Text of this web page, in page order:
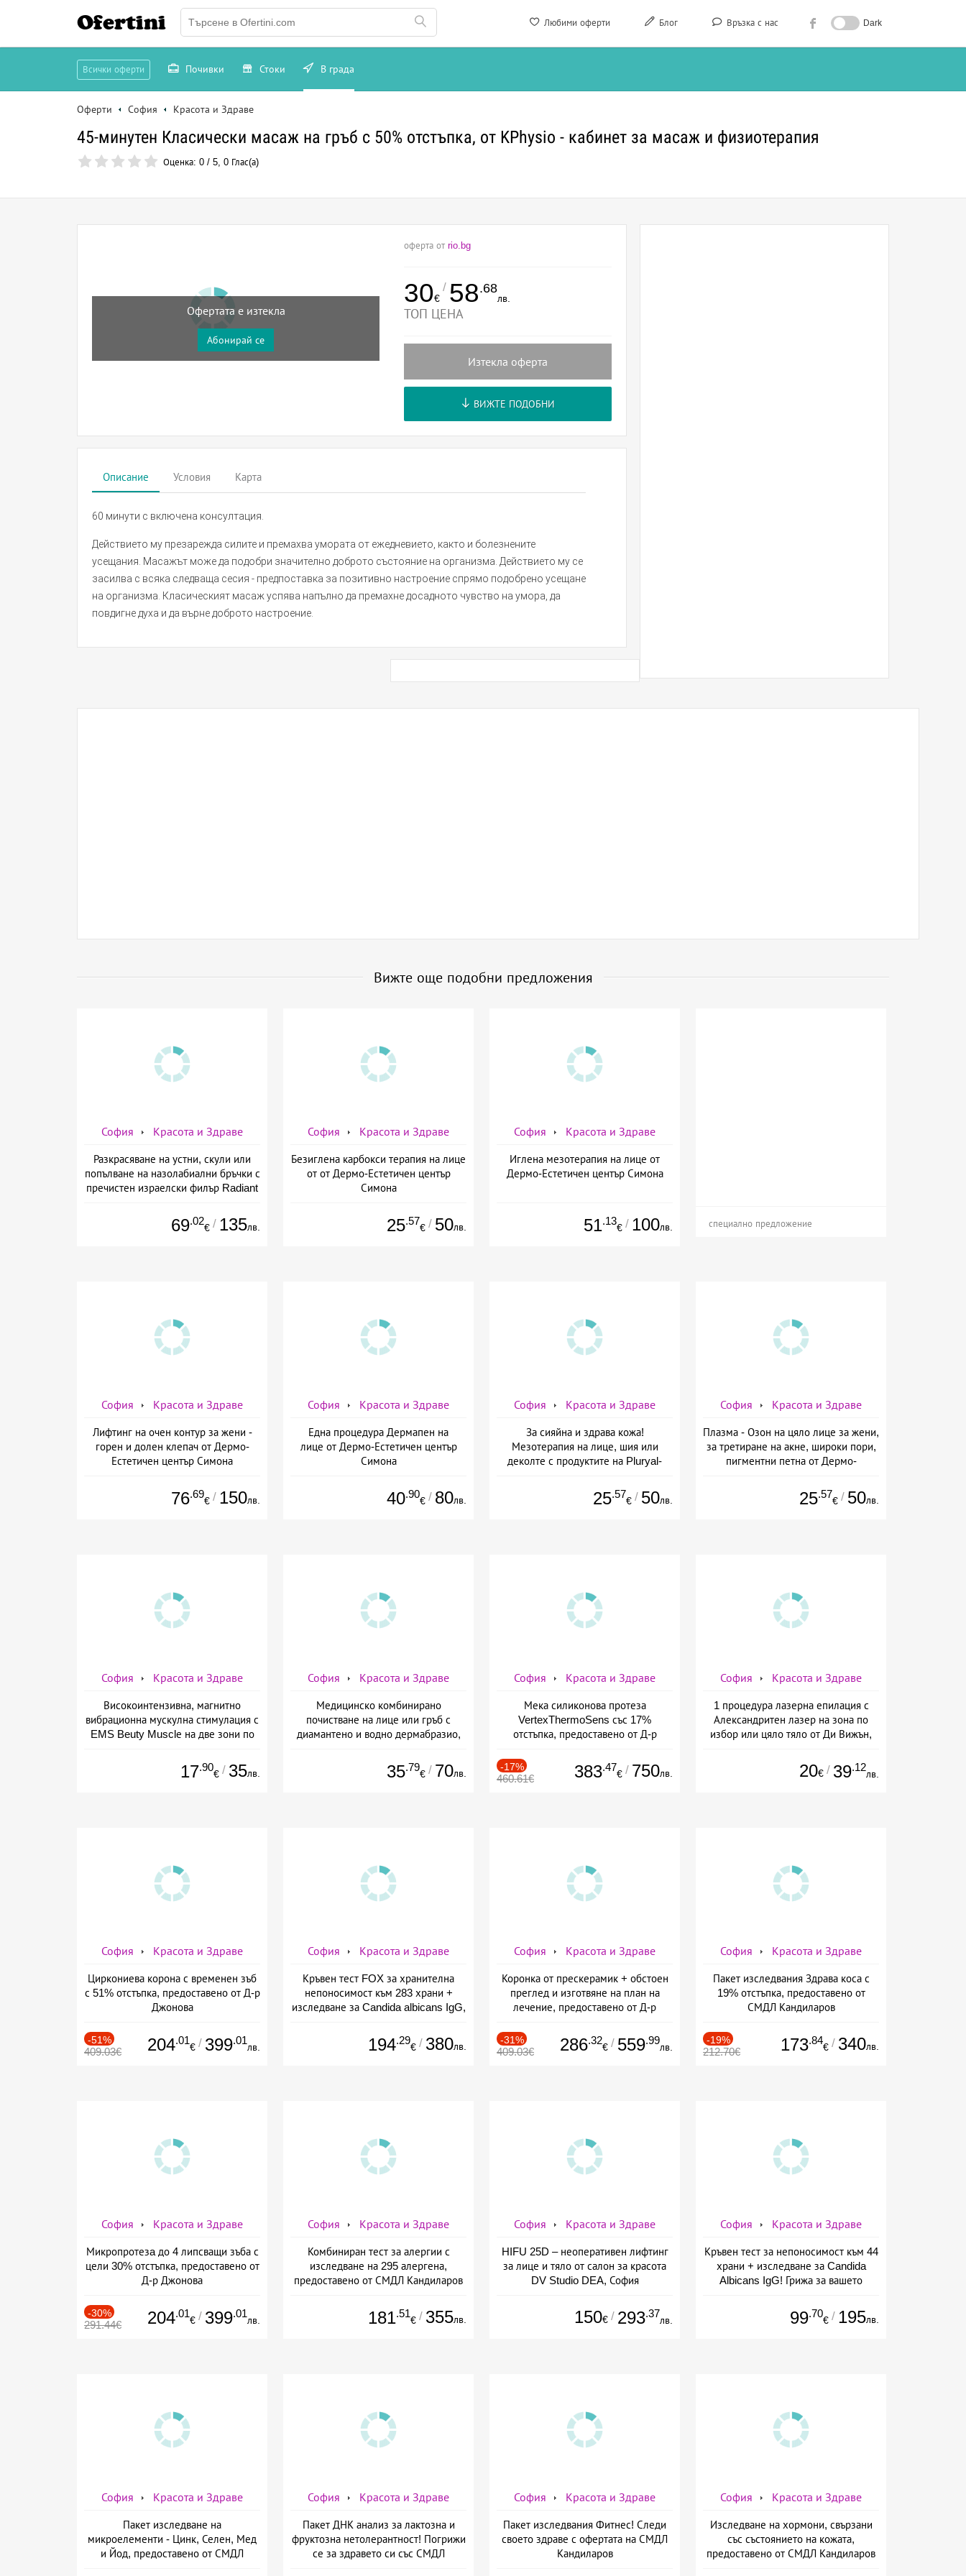
Любими оферти Блог Връзка с нас Dark
Ofertini
Всички оферти Почивки Стоки В града
Оферти София Красота и Здраве
45-минутен Класически масаж на гръб с 50% отстъпка, от KPhysio - кaбинет за масаж и физиотерапия
Оценка: 0 / 5, 0 Глас(а)
Офертата е изтекла
Абонирай се
оферта от rio.bg
30€
/ 58.68
лв.
ТОП ЦЕНА
Изтекла оферта
ВИЖТЕ ПОДОБНИ
Описание Условия Карта
60 минути с включена консултация.
Действието му презарежда силите и премахва умората от ежедневието, както и болезнените
усещания. Масажът може да подобри значително доброто състояние на организма. Действието му се
засилва с всяка следваща сесия - предпоставка за позитивно настроение спрямо подобрено усещане
на организма. Класическият масаж успява напълно да премахне досадното чувство на умора, да
повдигне духа и да върне доброто настроение.
Вижте още подобни предложения
София Красота и Здраве
Разкрасяване на устни, скули или
попълване на назолабиални бръчки с
пречистен израелски филър Radiant
69.02
€ / 135лв.
София Красота и Здраве
Безиглена карбокси терапия на лице
от от Дермо-Естетичен център
Симона
25.57
€ / 50лв.
София Красота и Здраве
Иглена мезотерапия на лице от
Дермо-Естетичен център Симона
51.13
€ / 100лв. специално предложение
София Красота и Здраве
Лифтинг на очен контур за жени -
горен и долен клепач от Дермо-
Естетичен център Симона
76.69
€ / 150лв.
София Красота и Здраве
Една процедура Дермапен на
лице от Дермо-Естетичен център
Симона
40.90
€ / 80лв.
София Красота и Здраве
За сияйна и здрава кожа!
Мезотерапия на лице, шия или
деколте с продуктите на Pluryal-
Естетичен център Симона
25.57
€ / 50лв.
София Красота и Здраве
Плазма - Озон на цяло лице за жени,
за третиране на акне, широки пори,
пигментни петна от Дермо-
25.57
€ / 50лв.
София Красота и Здраве
Високоинтензивна, магнитно
вибрационна мускулна стимулация с
EMS Beuty Musclе на две зони по
Естетичен център Симона
17.90
€ / 35лв.
София Красота и Здраве
Медицинско комбинирано
почистване на лице или гръб с
диамантено и водно дермабразио,
Естетичен център Симона
35.79
€ / 70лв.
София Красота и Здраве
Мека силиконова протеза
VertexThermoSens със 17%
отстъпка, предоставено от Д-р
-17%
460.61€ 383.47
€ / 750лв.
София Красота и Здраве
1 процедура лазерна епилация с
Александритен лазер на зона по
избор или цяло тяло от Ди Вижън,
20€ / 39.12
лв.
София Красота и Здраве
Циркониева корона с временен зъб
с 51% отстъпка, предоставено от Д-р
Джонова
-51%
409.03€ 204.01
€ / 399.01
лв.
София Красота и Здраве
Кръвен тест FOX за хранителна
непоносимост към 283 храни +
изследване за Candida albicans IgG,
194.29
€ / 380лв.
София Красота и Здраве
Коронка от прескерамик + обстоен
преглед и изготвяне на план на
лечение, предоставено от Д-р
-31%
409.03€ 286.32
€ / 559.99
лв.
София Красота и Здраве
Пакет изследвания Здрава коса с
19% отстъпка, предоставено от
СМДЛ Кандиларов
-19%
212.70€ 173.84
€ / 340лв.
София Красота и Здраве
Микропротезa до 4 липсващи зъба с
цели 30% отстъпка, предоставено от
Д-р Джонова
-30%
291.44€ 204.01
€ / 399.01
лв.
София Красота и Здраве
Комбиниран тест за алергии с
изследване на 295 алергена,
предоставено от СМДЛ Кандиларов
181.51
€ / 355лв.
София Красота и Здраве
HIFU 25D – неоперативен лифтинг
за лице и тяло от салон за красота
DV Studio DEA, София
150€ / 293.37
лв.
София Красота и Здраве
Кръвен тест за непоносимост към 44
храни + изследване за Candida
Albicans IgG! Грижа за вашето
99.70
€ / 195лв.
София Красота и Здраве
Пакет изследване на
микроелементи - Цинк, Селен, Мед
и Йод, предоставено от СМДЛ
София Красота и Здраве
Пакет ДНК анализ за лактозна и
фруктозна нетолерантност! Погрижи
се за здравето си със СМДЛ
София Красота и Здраве
Пакет изследвания Фитнес! Следи
своето здраве с офертата на СМДЛ
Кандиларов
София Красота и Здраве
Изследване на хормони, свързани
със състоянието на кожата,
предоставено от СМДЛ Кандиларов